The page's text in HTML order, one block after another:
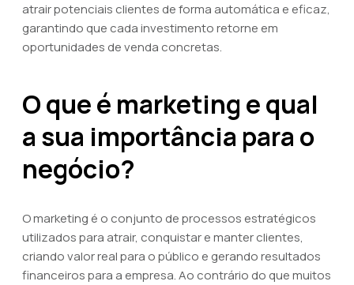
atrair potenciais clientes de forma automática e eficaz,
garantindo que cada investimento retorne em
oportunidades de venda concretas.
O que é marketing e qual
a sua importância para o
negócio?
O marketing é o conjunto de processos estratégicos
utilizados para atrair, conquistar e manter clientes,
criando valor real para o público e gerando resultados
financeiros para a empresa. Ao contrário do que muitos